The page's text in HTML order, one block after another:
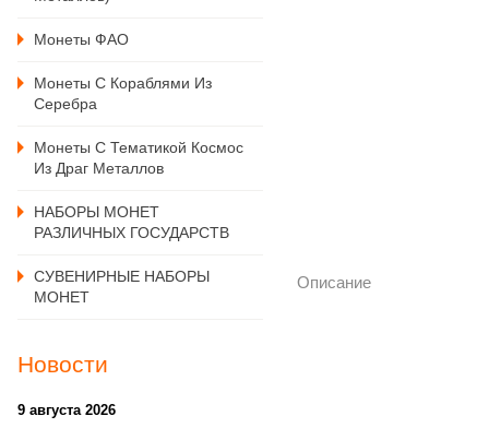
Монеты ФАО
Монеты С Кораблями Из
Серебра
Монеты С Тематикой Космос
Из Драг Металлов
НАБОРЫ МОНЕТ
РАЗЛИЧНЫХ ГОСУДАРСТВ
СУВЕНИРНЫЕ НАБОРЫ
МОНЕТ
Новости
9 августа 2026
Описание